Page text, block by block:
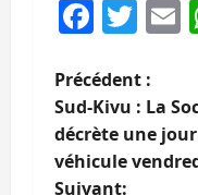
N
a
v
Précédent :
Sud-Kivu : La
décrète une
véhicule
Suivant: